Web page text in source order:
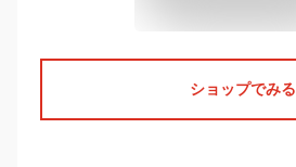
ショップでみる